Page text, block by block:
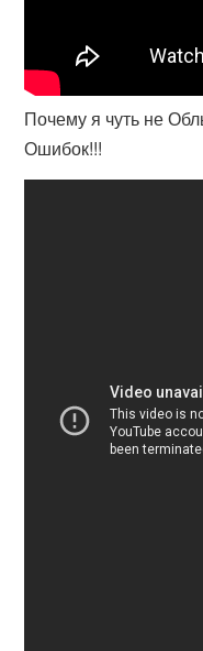
Почему я чуть не
Ошибок!!!